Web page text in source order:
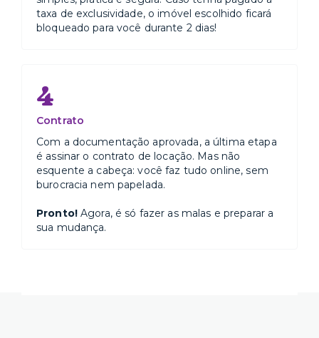
taxa de exclusividade, o imóvel escolhido ficará
bloqueado para você durante 2 dias!
4
Contrato
Com a documentação aprovada, a última etapa
é assinar o contrato de locação. Mas não
esquente a cabeça: você faz tudo online, sem
burocracia nem papelada.
Pronto!Agora, é só fazer as malas e preparar a
sua mudança.